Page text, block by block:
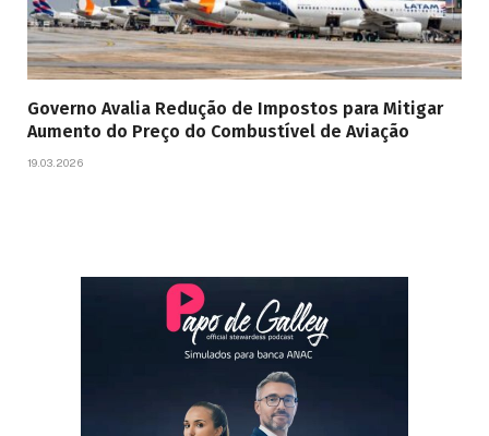
Governo Avalia Redução de Impostos para Mitigar
Aumento do Preço do Combustível de Aviação
19.03.2026